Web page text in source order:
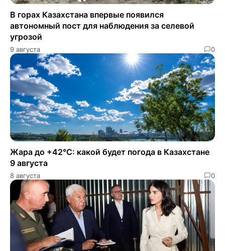
В горах Казахстана впервые появился
автономный пост для наблюдения за селевой
угрозой
9 августа 0
Жара до +42°C: какой будет погода в Казахстане
9 августа
8 августа 0